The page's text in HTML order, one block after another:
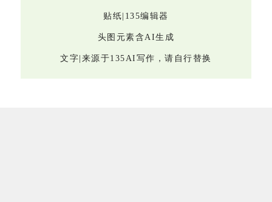
贴纸|135编辑器
头图元素含AI生成
文字|来源于135AI写作，请自行替换